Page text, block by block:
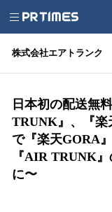
株式会社エアトランク
日本初の配送無
TRUNK』、『楽
で『楽天GORA
『AIR TRUNK
に〜